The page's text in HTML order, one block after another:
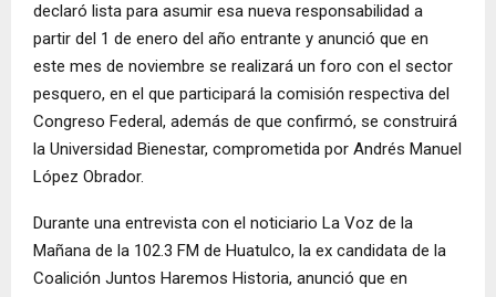
declaró lista para asumir esa nueva responsabilidad a
partir del 1 de enero del año entrante y anunció que en
este mes de noviembre se realizará un foro con el sector
pesquero, en el que participará la comisión respectiva del
Congreso Federal, además de que confirmó, se construirá
la Universidad Bienestar, comprometida por Andrés Manuel
López Obrador.
Durante una entrevista con el noticiario La Voz de la
Mañana de la 102.3 FM de Huatulco, la ex candidata de la
Coalición Juntos Haremos Historia, anunció que en